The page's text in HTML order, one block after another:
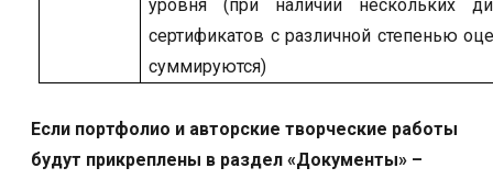
уровня (при наличии нескольких
сертификатов с различной степенью
суммируются)
Если портфолио и авторские творческие работы
будут прикреплены в раздел «Документы» –